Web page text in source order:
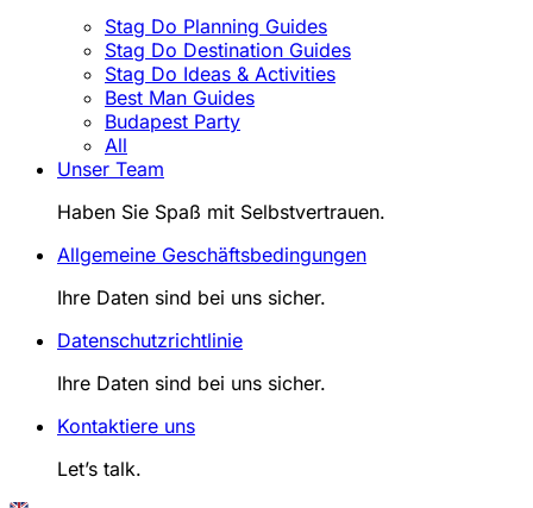
Stag Do Planning Guides
Stag Do Destination Guides
Stag Do Ideas & Activities
Best Man Guides
Budapest Party
All
Unser Team
Haben Sie Spaß mit Selbstvertrauen.
Allgemeine Geschäftsbedingungen
Ihre Daten sind bei uns sicher.
Datenschutzrichtlinie
Ihre Daten sind bei uns sicher.
Kontaktiere uns
Let’s talk.